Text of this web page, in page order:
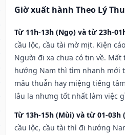
Giờ xuất hành Theo Lý
Từ 11h-13h (Ngọ) và từ 23h-
cầu lộc, cầu tài mờ mịt. Kiện
Người đi xa chưa có tin về. Mất
hướng Nam thì tìm nhanh mới
mâu thuẫn hay miệng tiếng
lâu la nhưng tốt nhất làm việc
Từ 13h-15h (Mùi) và từ 01-03h
cầu lộc, cầu tài thì đi hướng